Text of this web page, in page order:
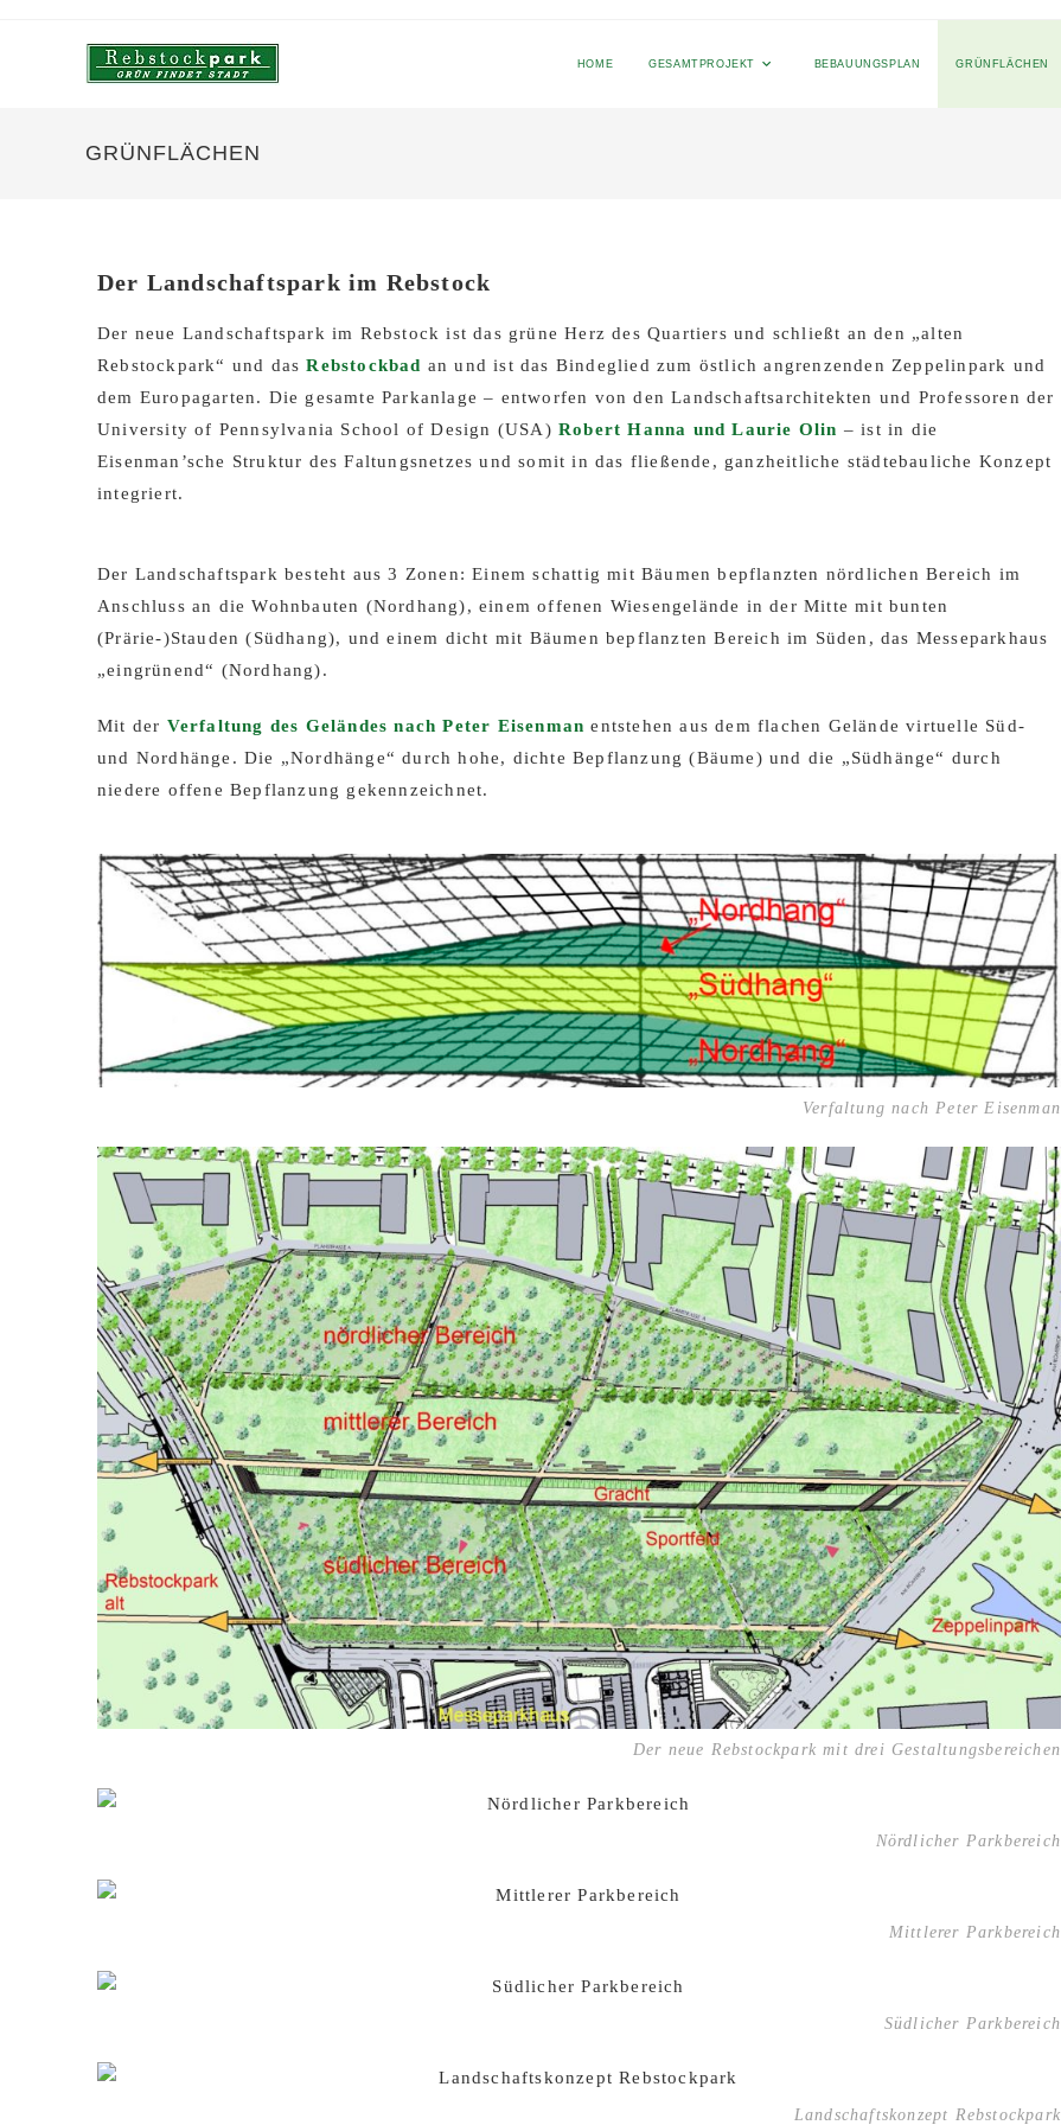
HOME GESAMTPROJEKT BEBAUUNGSPLAN GRÜNFLÄCHEN
GRÜNFLÄCHEN
Der Landschaftspark im Rebstock
Der neue Landschaftspark im Rebstock ist das grüne Herz des Quartiers und schließt an den „alten
Rebstockpark“ und dasRebstockbad an und ist das Bindeglied zum östlich angrenzenden Zeppelinpark und
dem Europagarten. Die gesamte Parkanlage – entworfen von den Landschaftsarchitekten und Professoren der
University of Pennsylvania School of Design (USA)Robert Hanna und Laurie Olin – ist in die
Eisenman’sche Struktur des Faltungsnetzes und somit in das fließende, ganzheitliche städtebauliche Konzept
integriert.
Der Landschaftspark besteht aus 3 Zonen: Einem schattig mit Bäumen bepflanzten nördlichen Bereich im
Anschluss an die Wohnbauten (Nordhang), einem offenen Wiesengelände in der Mitte mit bunten
(Prärie-)Stauden (Südhang), und einem dicht mit Bäumen bepflanzten Bereich im Süden, das Messeparkhaus
„eingrünend“ (Nordhang).
Mit der Verfaltung des Geländes nach Peter Eisenman entstehen aus dem flachen Gelände virtuelle Süd-
und Nordhänge. Die „Nordhänge“ durch hohe, dichte Bepflanzung (Bäume) und die „Südhänge“ durch
niedere offene Bepflanzung gekennzeichnet.
Verfaltung nach Peter Eisenman
Der neue Rebstockpark mit drei Gestaltungsbereichen
Nördlicher Parkbereich
Mittlerer Parkbereich
Südlicher Parkbereich
Landschaftskonzept Rebstockpark